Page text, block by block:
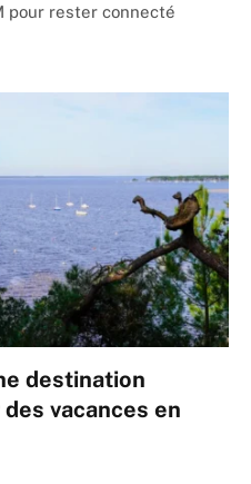
pour rester connecté
destination
vacances en